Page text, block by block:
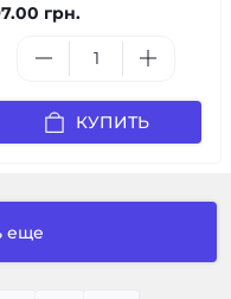
грн.
КУПИТЬ
еще